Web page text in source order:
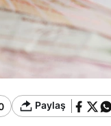
Paylaş